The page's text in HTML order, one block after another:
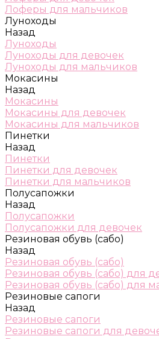
Лоферы для мальчиков
Луноходы
Назад
Луноходы
Луноходы для девочек
Луноходы для мальчиков
Мокасины
Назад
Мокасины
Мокасины для девочек
Мокасины для мальчиков
Пинетки
Назад
Пинетки
Пинетки для девочек
Пинетки для мальчиков
Полусапожки
Назад
Полусапожки
Полусапожки для девочек
Резиновая обувь (сабо)
Назад
Резиновая обувь (сабо)
Резиновая обувь (сабо) для
Резиновая обувь (сабо) для
Резиновые сапоги
Назад
Резиновые сапоги
Резиновые сапоги для